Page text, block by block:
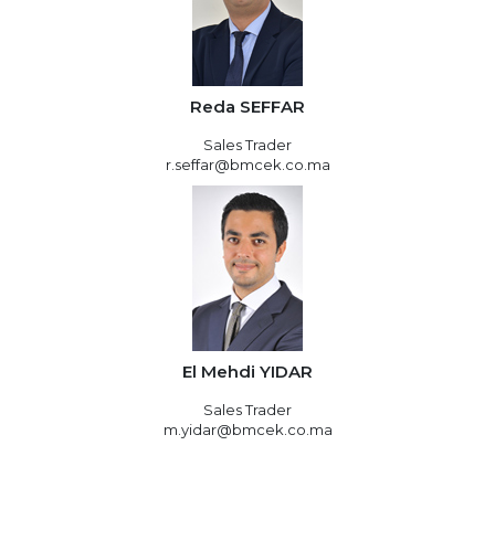
Reda SEFFAR
Sales Trader
r.seffar@bmcek.co.ma
El Mehdi YIDAR
Sales Trader
m.yidar@bmcek.co.ma